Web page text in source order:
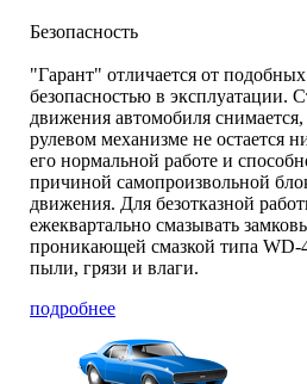
Безопасность
"Гарант" отличается от
безопасностью в эксплуатации.
движения автомобиля снимается,
рулевом механизме не остается
его нормальной работе и
причиной самопроизвольной
движения. Для безотказной
ежеквартально смазывать
проникающей смазкой типа WD-
пыли, грязи и влаги.
подробнее